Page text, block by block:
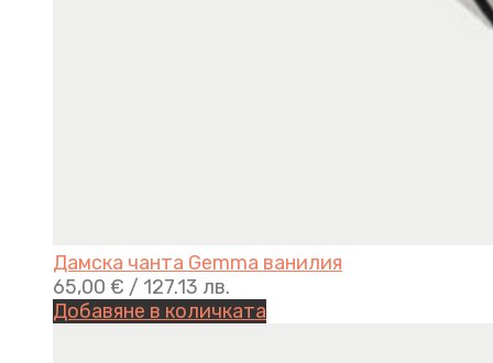
Дамска чанта Gemma ванилия
65,00 € / 127.13 лв.
Добавяне в количката